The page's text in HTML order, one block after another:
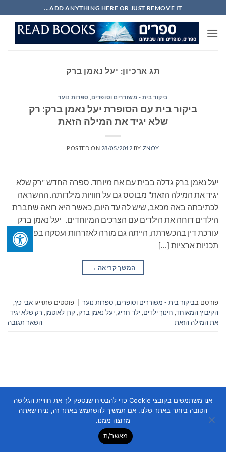
to
content
ADD ANYTHING HERE OR JUST REMOVE IT...
תג ארכיון: יעל נאמן ברק
ביקור בית - משוררים וסופרים ספרות נוער
ביקור בית עם הסופרת יעל נאמן ברק: רק
שלא יגיד את המילה הזאת
POSTED ON 28/05/2012 BY ZNOY
יעל נאמן ברק גדלה בבית עם אח מיוחד. ספרה החדש "רק שלא
יגיד את המילה הזאת" מבוסס גם על חוויות מילדותה. ההשראה
לכתיבתה באה מכאב, שיש לה עד היום, כאשר היא רואה שחברת
הילדים דוחה את הילדים עם הצרכים המיוחדים. יעל נאמן ברק
עורכת דין בהכשרתה, הייתה גם מורה לאזרחות ועסקה בפיתוח
תכניות ארציות […]
המשך קריאה →
פורסם בביקור בית - משוררים וסופרים, ספרות נוער פוסטים שתוייגו אבי כץ,
הקיבוץ המאוחד, חינוך ילדים,ילד חריג,יעל נאמן ברק, קרן לאוטמן, רק שלא יגיד
את המילה הזאת
השאר תגובה
Copyright 2026 © Flatsome Themeאנו משתמשים בקובצי Cookie כדי להבטיח שנספק לך את חוויית הגלישה
הטובה ביותר באתר שלנו. אם תמשיך להשתמש באתר זה, נניח שאתה
מרוצה ממנו.
מאשר/ת